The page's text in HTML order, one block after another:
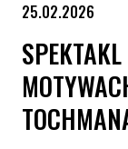
25.02.2026